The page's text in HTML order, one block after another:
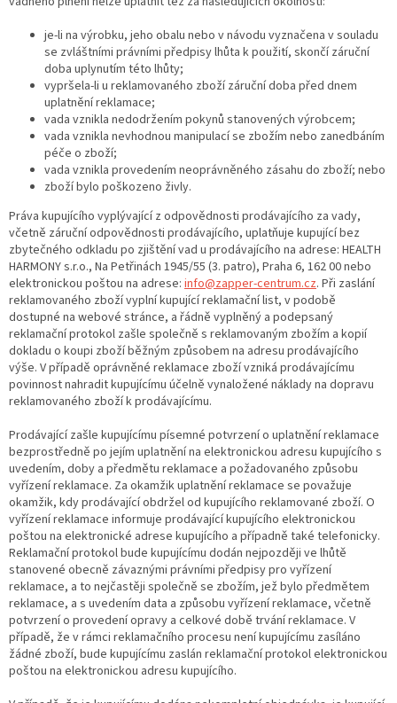
je-li na výrobku, jeho obalu nebo v návodu vyznačena v souladu
se zvláštními právními předpisy lhůta k použití, skončí záruční
doba uplynutím této lhůty;
vypršela-li u reklamovaného zboží záruční doba před dnem
uplatnění reklamace;
vada vznikla nedodržením pokynů stanovených výrobcem;
vada vznikla nevhodnou manipulací se zbožím nebo zanedbáním
péče o zboží;
vada vznikla provedením neoprávněného zásahu do zboží; nebo
zboží bylo poškozeno živly.
Práva kupujícího vyplývající z odpovědnosti prodávajícího za vady,
včetně záruční odpovědnosti prodávajícího, uplatňuje kupující bez
zbytečného odkladu po zjištění vad u prodávajícího na adrese: HEALTH
HARMONY s.r.o., Na Petřinách 1945/55 (3. patro), Praha 6, 162 00 nebo
elektronickou poštou na adrese: info@zapper-centrum.cz. Při zaslání
reklamovaného zboží vyplní kupující reklamační list, v podobě
dostupné na webové stránce, a řádně vyplněný a podepsaný
reklamační protokol zašle společně s reklamovaným zbožím a kopií
dokladu o koupi zboží běžným způsobem na adresu prodávajícího
výše. V případě oprávněné reklamace zboží vzniká prodávajícímu
povinnost nahradit kupujícímu účelně vynaložené náklady na dopravu
reklamovaného zboží k prodávajícímu.
Prodávající zašle kupujícímu písemné potvrzení o uplatnění reklamace
bezprostředně po jejím uplatnění na elektronickou adresu kupujícího s
uvedením, doby a předmětu reklamace a požadovaného způsobu
vyřízení reklamace. Za okamžik uplatnění reklamace se považuje
okamžik, kdy prodávající obdržel od kupujícího reklamované zboží. O
vyřízení reklamace informuje prodávající kupujícího elektronickou
poštou na elektronické adrese kupujícího a případně také telefonicky.
Reklamační protokol bude kupujícímu dodán nejpozději ve lhůtě
stanovené obecně závaznými právními předpisy pro vyřízení
reklamace, a to nejčastěji společně se zbožím, jež bylo předmětem
reklamace, a s uvedením data a způsobu vyřízení reklamace, včetně
potvrzení o provedení opravy a celkové době trvání reklamace. V
případě, že v rámci reklamačního procesu není kupujícímu zasíláno
žádné zboží, bude kupujícímu zaslán reklamační protokol elektronickou
poštou na elektronickou adresu kupujícího.